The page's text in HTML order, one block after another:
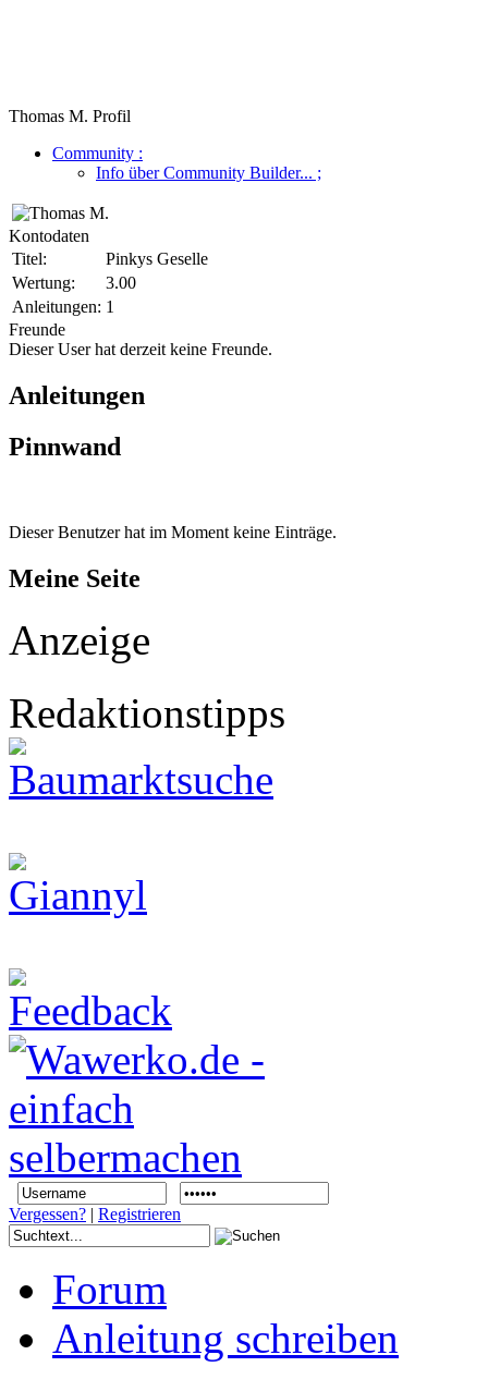
Thomas M. Profil
Community :
Info über Community Builder... ;
Kontodaten
Titel:
Pinkys Geselle
Wertung:
3.00
Anleitungen: 1
Freunde
Dieser User hat derzeit keine Freunde.
Anleitungen
Pinnwand
Dieser Benutzer hat im Moment keine Einträge.
Meine Seite
Anzeige
Redaktionstipps
Vergessen? | Registrieren
Forum
Anleitung schreiben